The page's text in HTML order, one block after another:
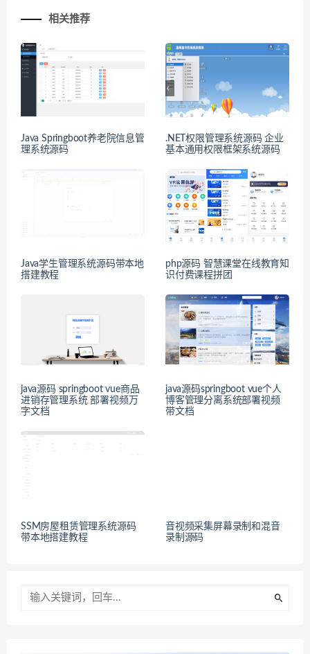
相关推荐
Java Springboot养老院信息管
理系统源码
.NET权限管理系统源码 企业
基本通用权限框架系统源码
Java学生管理系统源码带本地
搭建教程
php源码 智慧课堂在线教育知
识付费课程拼团
java源码 springboot vue商品
进销存管理系统 部署视频万
字文档
java源码springboot vue个人
博客管理分离系统部署视频
带文档
SSM房屋租赁管理系统源码
带本地搭建教程
音视频采集屏幕录制和混音
录制源码